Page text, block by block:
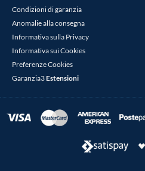
Condizioni di garanzia
Anomalie alla consegna
Informativa sulla Privacy
Informativa sui Cookies
Preferenze Cookies
Garanzia3Estensioni